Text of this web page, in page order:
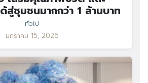
ด้สู่ชุมชนมากกว่า 1 ล้านบาท
ทั่วไป
มกราคม 15, 2026